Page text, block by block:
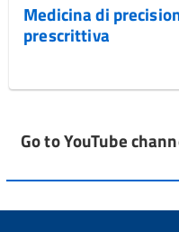
Medicina di
prescrittiva
Go to YouTube